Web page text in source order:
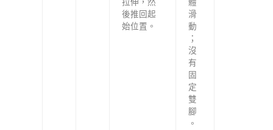
後推回起
始位置。
滑
動
；
沒
有
固
定
雙
腳
。